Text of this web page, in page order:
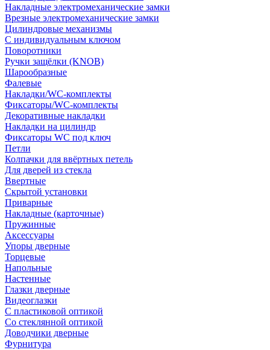
Накладные электромеханические замки
Врезные электромеханические замки
Цилиндровые механизмы
С индивидуальным ключом
Поворотники
Ручки защёлки (KNOB)
Шарообразные
Фалевые
Накладки/WC-комплекты
Фиксаторы/WC-комплекты
Декоративные накладки
Накладки на цилиндр
Фиксаторы WC под ключ
Петли
Колпачки для ввёртных петель
Для дверей из стекла
Ввертные
Скрытой установки
Приварные
Накладные (карточные)
Пружинные
Аксессуары
Упоры дверные
Торцевые
Напольные
Настенные
Глазки дверные
Видеоглазки
С пластиковой оптикой
Со стеклянной оптикой
Доводчики дверные
Фурнитура